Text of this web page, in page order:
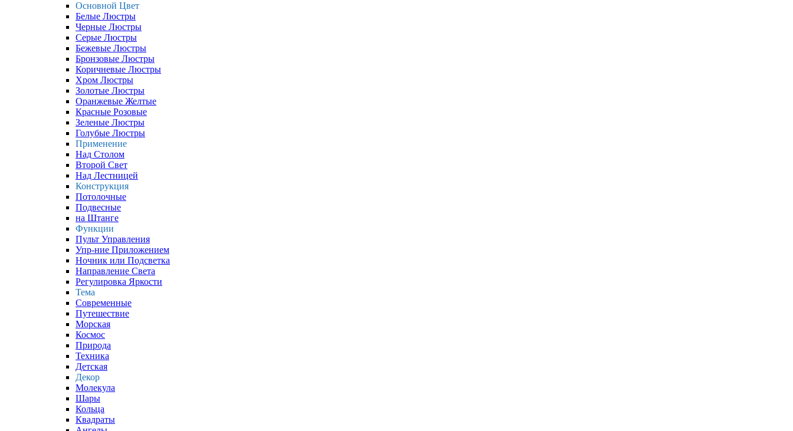
Основной Цвет
Белые Люстры
Черные Люстры
Серые Люстры
Бежевые Люстры
Бронзовые Люстры
Коричневые Люстры
Хром Люстры
Золотые Люстры
Оранжевые Желтые
Красные Розовые
Зеленые Люстры
Голубые Люстры
Применение
Над Столом
Второй Свет
Над Лестницей
Конструкция
Потолочные
Подвесные
на Штанге
Функции
Пульт Управления
Упр-ние Приложением
Ночник или Подсветка
Направление Света
Регулировка Яркости
Тема
Современные
Путешествие
Морская
Космос
Природа
Техника
Детская
Декор
Молекула
Шары
Кольца
Квадраты